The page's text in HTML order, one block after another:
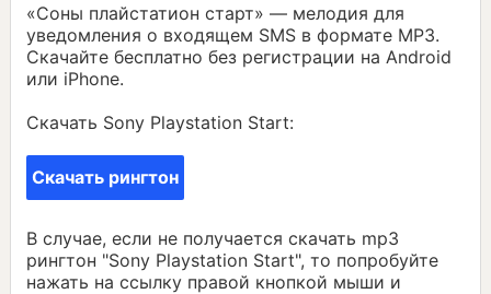
«Соны плайстатион старт» — мелодия для
уведомления о входящем SMS в формате MP3.
Скачайте бесплатно без регистрации на Android
или iPhone.
Скачать Sony Playstation Start:
Скачать рингтон
В случае, если не получается скачать mp3
рингтон "Sony Playstation Start", то попробуйте
нажать на ссылку правой кнопкой мыши и